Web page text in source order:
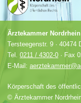
Ärztekammer Nordrhein
Tersteegenstr. 9 · 40474
Tel. 0211 / 4302-0 · Fax
E-Mail:
Körperschaft des
© Ärztekammer